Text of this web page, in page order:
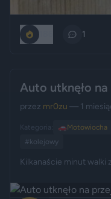
1
Auto utknęło
przez mr0zu — 1
Kategoria: 🚗Motowiocha
#kolejowy
Kilkanaście minut walki